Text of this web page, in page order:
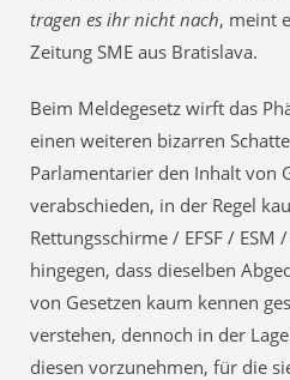
tragen es ihr nicht nach, meint
Zeitung SME aus Bratislava.
Beim Meldegesetz wirft das
einen weiteren bizarren
Parlamentarier den Inhalt von
verabschieden, in der Regel
Rettungsschirme / EFSF / ESM
hingegen, dass dieselben
von Gesetzen kaum kennen
verstehen, dennoch in der
diesen vorzunehmen, für die